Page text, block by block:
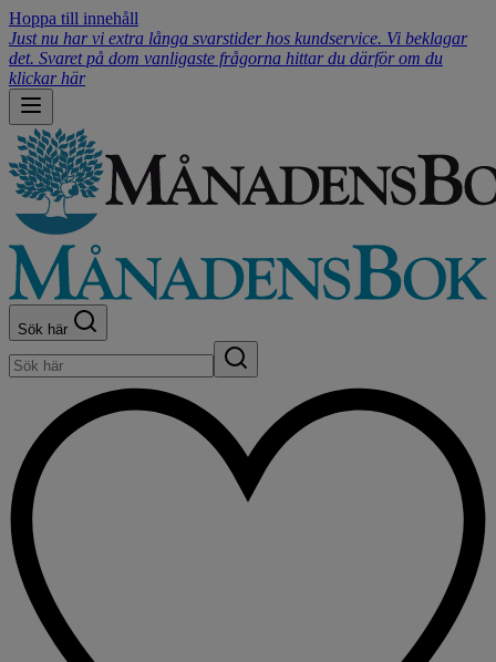
Hoppa till innehåll
Just nu har vi extra långa svarstider hos kundservice. Vi beklagar
det. Svaret på dom vanligaste frågorna hittar du därför om du
klickar här
Sök här